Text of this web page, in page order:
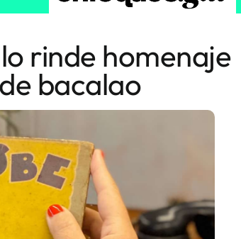
rinde homenaje
bacalao